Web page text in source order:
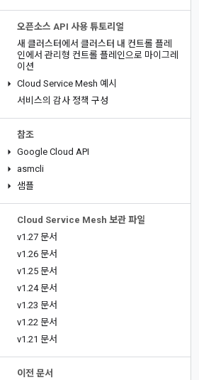
오픈소스 API 사용 튜토리얼
새 클러스터에서 클러스터 내 컨트롤 플레
인에서 관리형 컨트롤 플레인으로 마이그레
이션
Cloud Service Mesh 예시
서비스의 감사 정책 구성
참조
Google Cloud API
asmcli
샘플
Cloud Service Mesh 보관 파일
v1 .27 문서
v1 .26 문서
v1 .25 문서
v1 .24 문서
v1 .23 문서
v1 .22 문서
v1 .21 문서
이전 문서